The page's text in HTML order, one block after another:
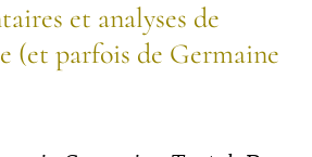
et analyses de
(et parfois de Germaine